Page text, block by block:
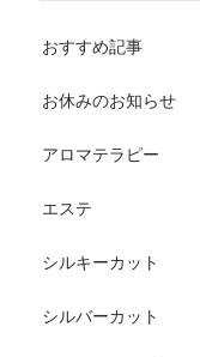
おすすめ記事
お休みのお知らせ
アロマテラピー
エステ
シルキーカット
シルバーカット